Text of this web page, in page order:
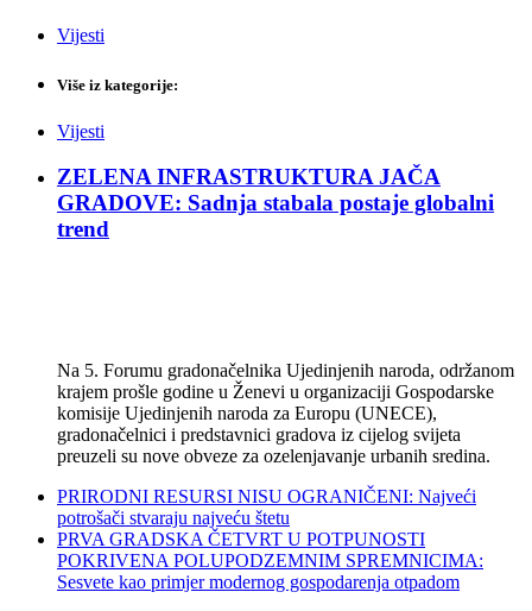
Vijesti
Više iz kategorije:
Vijesti
ZELENA INFRASTRUKTURA JAČA
GRADOVE: Sadnja stabala postaje globalni
trend
Na 5. Forumu gradonačelnika Ujedinjenih naroda, održanom
krajem prošle godine u Ženevi u organizaciji Gospodarske
komisije Ujedinjenih naroda za Europu (UNECE),
gradonačelnici i predstavnici gradova iz cijelog svijeta
preuzeli su nove obveze za ozelenjavanje urbanih sredina.
PRIRODNI RESURSI NISU OGRANIČENI: Najveći
potrošači stvaraju najveću štetu
PRVA GRADSKA ČETVRT U POTPUNOSTI
POKRIVENA POLUPODZEMNIM SPREMNICIMA:
Sesvete kao primjer modernog gospodarenja otpadom